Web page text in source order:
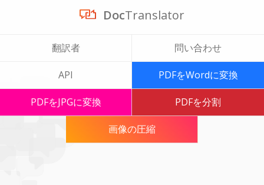
DocTranslator
翻訳者 問い合わせ
API PDFをWordに変換
PDFをJPGに変換 PDFを分割
画像の圧縮